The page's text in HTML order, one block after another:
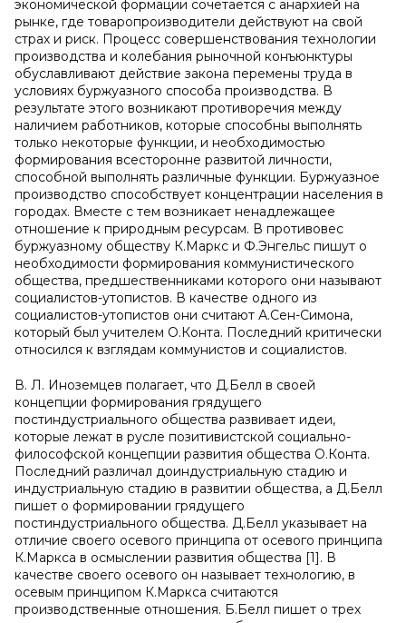
экономической формации сочетается с анархией на
рынке, где товаропроизводители действуют на свой
страх и риск. Процесс совершенствования технологии
производства и колебания рыночной конъюнктуры
обуславливают действие закона перемены труда в
условиях буржуазного способа производства. В
результате этого возникают противоречия между
наличием работников, которые способны выполнять
только некоторые функции, и необходимостью
формирования всесторонне развитой личности,
способной выполнять различные функции. Буржуазное
производство способствует концентрации населения в
городах. Вместе с тем возникает ненадлежащее
отношение к природным ресурсам. В противовес
буржуазному обществу К.Маркс и Ф.Энгельс пишут о
необходимости формирования коммунистического
общества, предшественниками которого они называют
социалистов-утопистов. В качестве одного из
социалистов-утопистов они считают А.Сен-Симона,
который был учителем О.Конта. Последний критически
относился к взглядам коммунистов и социалистов.
В. Л. Иноземцев полагает, что Д.Белл в своей
концепции формирования грядущего
постиндустриального общества развивает идеи,
которые лежат в русле позитивистской социально-
философской концепции развития общества О.Конта.
Последний различал доиндустриальную стадию и
индустриальную стадию в развитии общества, а Д.Белл
пишет о формировании грядущего
постиндустриального общества. Д.Белл указывает на
отличие своего осевого принципа от осевого принципа
К.Маркса в осмыслении развития общества [1]. В
качестве своего осевого он называет технологию, в
осевым принципом К.Маркса считаются
производственные отношения. Б.Белл пишет о трех